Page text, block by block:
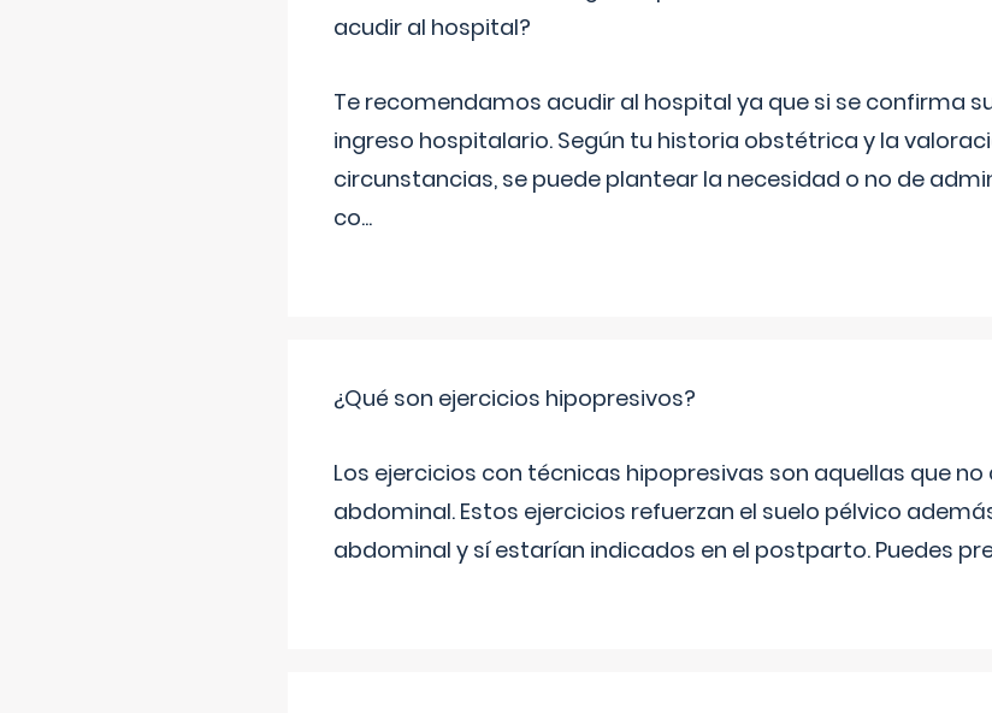
acudir al hospital?
Te recomendamos acudir al hospital ya que si se confirma
ingreso hospitalario. Según tu historia obstétrica y la
circunstancias, se puede plantear la necesidad o no de
co...
¿Qué son ejercicios hipopresivos?
Los ejercicios con técnicas hipopresivas son aquellas que
abdominal. Estos ejercicios refuerzan el suelo pélvico
abdominal y sí estarían indicados en el postparto. Puedes